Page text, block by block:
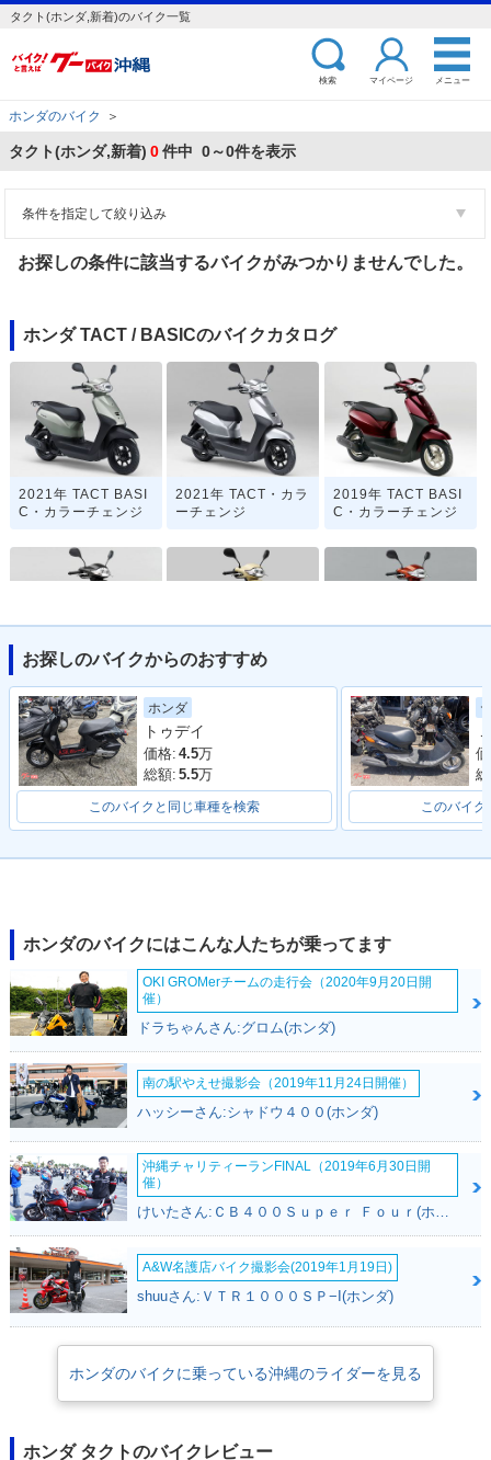
タクト(ホンダ,新着)のバイク一覧
検索 マイページ メニュー
ホンダのバイク ＞
タクト(ホンダ,新着) 0件中 0～0件を表示
条件を指定して絞り込み
お探しの条件に該当するバイクがみつかりませんでした。
ホンダ TACT / BASICのバイクカタログ
2021年 TACT BASI
C・カラーチェンジ
2021年 TACT・カラ
ーチェンジ
2019年 TACT BASI
C・カラーチェンジ
ーチェンジ
C Special
2018年 TACT
2016年 TACT BASI
2016年 TACT・カラ
C
1980年 TACT DEL
UXE・新登場
お探しのバイクからのおすすめ
ホンダ
トゥデイ
価格: 4.5万
総額: 5.5万
このバイクと同じ車種を検索 このバイク
ホンダのバイクにはこんな人たちが乗ってます
OKI GROMerチームの走行会（2020年9月20日開
催）
ドラちゃんさん:グロム(ホンダ)
南の駅やえせ撮影会（2019年11月24日開催）
ハッシーさん:シャドウ４００(ホンダ)
沖縄チャリティーランFINAL（2019年6月30日開
催）
けいたさん:ＣＢ４００Ｓｕｐｅｒ Ｆｏｕｒ(ホンダ)
A&W名護店バイク撮影会(2019年1月19日)
shuuさん:ＶＴＲ１０００ＳＰ−I(ホンダ)
ホンダのバイクに乗っている沖縄のライダーを見る
ホンダ タクトのバイクレビュー